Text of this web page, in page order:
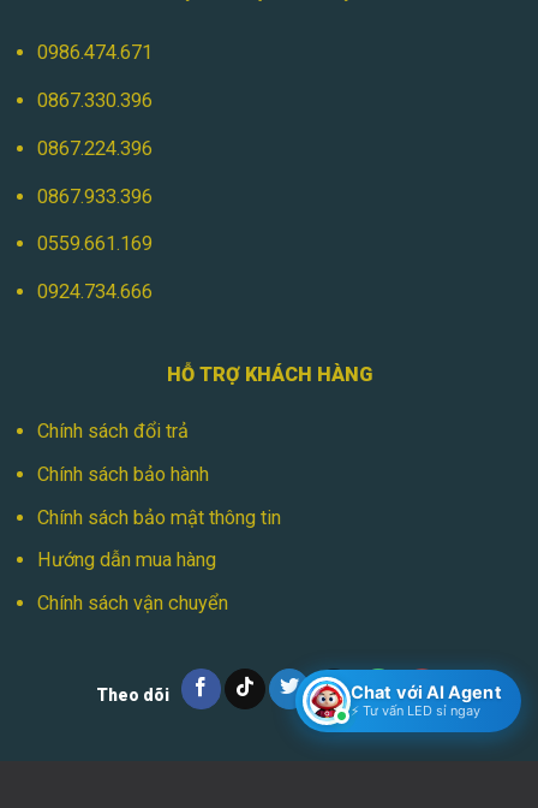
0986.474.671
0867.330.396
0867.224.396
0867.933.396
0559.661.169
0924.734.666
HỖ TRỢ KHÁCH HÀNG
Chính sách đổi trả
Chính sách bảo hành
Chính sách bảo mật thông tin
Hướng dẫn mua hàng
Chính sách vận chuyển
Theo dõi Chat với AI Agent
⚡ Tư vấn LED sỉ ngay